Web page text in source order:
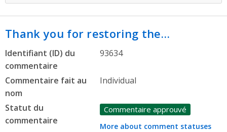
Thank you for restoring the…
Identifiant (ID) du
commentaire
93634
Commentaire fait au
nom
Individual
Statut du
commentaire
Commentaire approuvé
More about comment statuses